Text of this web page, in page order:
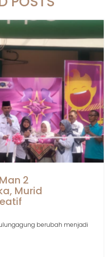
2
Murid
berubah menjadi